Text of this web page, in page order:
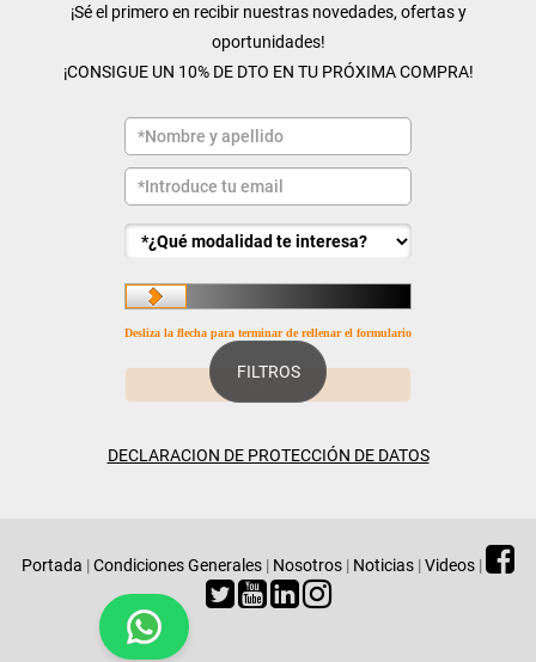
FILTROS
¡Sé el primero en recibir nuestras novedades, ofertas y
oportunidades!
¡CONSIGUE UN 10% DE DTO EN TU PRÓXIMA COMPRA!
Desliza la flecha para terminar de rellenar el formulario
DECLARACION DE PROTECCIÓN DE DATOS
Portada |Condiciones Generales | Nosotros | Noticias |Videos |